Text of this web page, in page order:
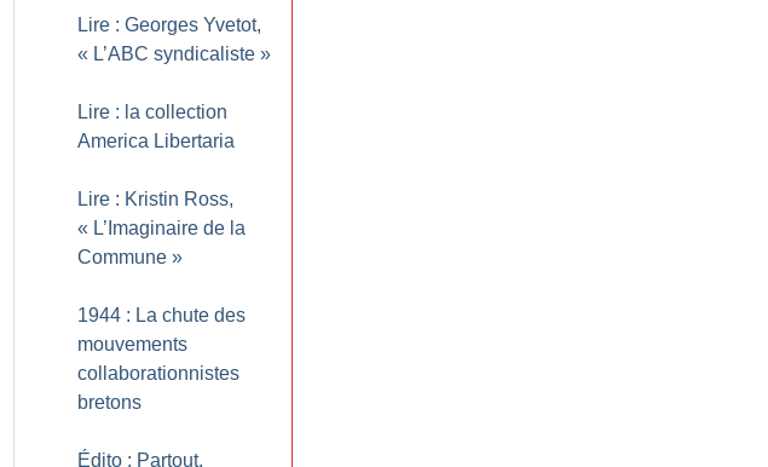
Lire : Georges Yvetot,
« L’ABC syndicaliste »
Lire : la collection
America Libertaria
Lire : Kristin Ross,
« L’Imaginaire de la
Commune »
1944 : La chute des
mouvements
collaborationnistes
bretons
Édito : Partout,